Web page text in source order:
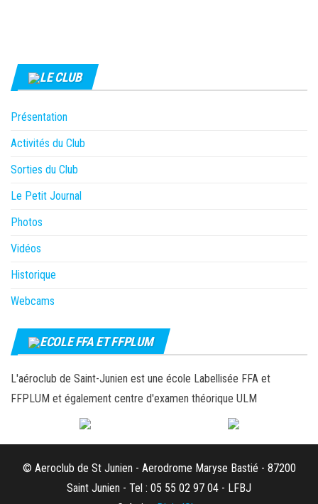
LE CLUB
Présentation
Activités du Club
Sorties du Club
Le Petit Journal
Photos
Vidéos
Historique
Webcams
ECOLE FFA ET FFPLUM
L'aéroclub de Saint-Junien est une école Labellisée FFA et
FFPLUM et également centre d'examen théorique ULM
© Aeroclub de St Junien - Aerodrome Maryse Bastié - 87200
Saint Junien - Tel : 05 55 02 97 04 - LFBJ